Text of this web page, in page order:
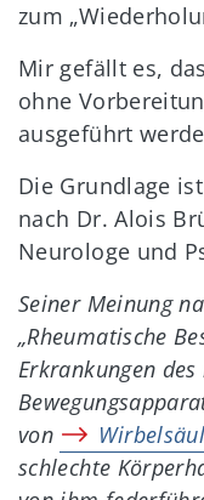
zum
Mir gefällt es,
ohne
ausgeführt
Die Grundlage
nach Dr. Alois
Neurologe und
Seiner Meinung
„Rheumatische
Erkrankungen
von
schlechte